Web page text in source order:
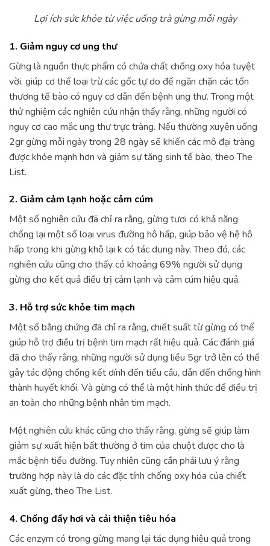
Lợi ích sức khỏe từ việc uống trà gừng mỗi ngày
1. Giảm nguy cơ ung thư
Gừng là nguồn thực phẩm có chứa chất chống oxy hóa tuyệt
vời, giúp cơ thể loại trừ các gốc tự do để ngăn chặn các tổn
thương tế bào có nguy cơ dẫn đến bệnh ung thư. Trong một
thử nghiệm các nghiên cứu nhận thấy rằng, những người có
nguy cơ cao mắc ung thư trực tràng. Nếu thường xuyên uống
2gr gừng mỗi ngày trong 28 ngày sẽ khiến các mô đại tràng
được khỏe mạnh hơn và giảm sự tăng sinh tế bào, theo The
List.
2. Giảm cảm lạnh hoặc cảm cúm
Một số nghiên cứu đã chỉ ra rằng, gừng tươi có khả năng
chống lại một số loại virus đường hô hấp, giúp bảo vệ hệ hô
hấp trong khi gừng khô lại k có tác dụng này. Theo đó, các
nghiên cứu cũng cho thấy có khoảng 69% người sử dụng
gừng cho kết quả điều trị cảm lạnh và cảm cúm hiệu quả.
3. Hỗ trợ sức khỏe tim mạch
Một số bằng chứng đã chỉ ra rằng, chiết suất từ gừng có thể
giúp hỗ trợ điều trị bệnh tim mạch rất hiệu quả. Các đánh giá
đã cho thấy rằng, những người sử dụng liều 5gr trở lên có thể
gây tác động chống kết dính đến tiểu cầu, dẫn đến chống hình
thành huyết khối. Và gừng có thể là một hình thức để điều trị
an toàn cho những bệnh nhân tim mạch.
Một nghiên cứu khác cũng cho thấy rằng, gừng sẽ giúp làm
giảm sự xuất hiện bất thường ở tim của chuột được cho là
mắc bệnh tiểu đường. Tuy nhiên cũng cần phải lưu ý rằng
trường hợp này là do các đặc tính chống oxy hóa của chiết
xuất gừng, theo The List.
4. Chống đầy hơi và cải thiện tiêu hóa
Các enzym có trong gừng mang lại tác dụng hiệu quả trong